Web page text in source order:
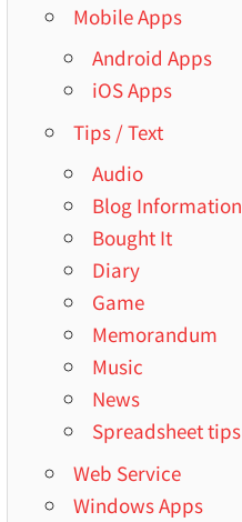
Mobile Apps
Android Apps
iOS Apps
Tips / Text
Audio
Blog Information
Bought It
Diary
Game
Memorandum
Music
News
Spreadsheet tips
Web Service
Windows Apps